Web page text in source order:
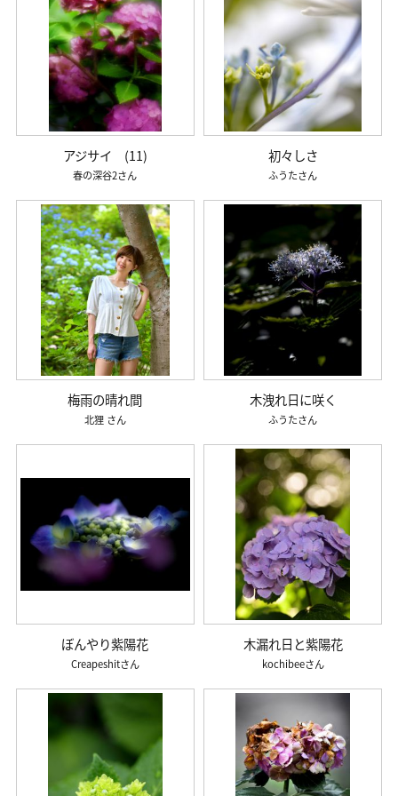
アジサイ (11)
春の深谷2
初々しさ
ふうた
梅雨の晴れ間
北狸
木洩れ日に咲く
ふうた
ぼんやり紫陽花
Creapeshit
木漏れ日と紫陽花
kochibee